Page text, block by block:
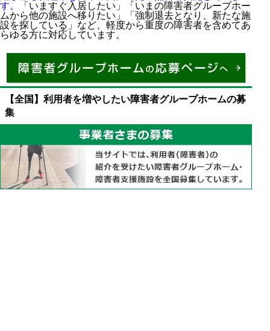
す。
「いますぐ入居したい」「いまの障害者グループホー
ムから他の施設へ移りたい」「強制退去となり、新たな施
設を探している」など、軽度から重度の障害者を含めてあ
らゆる方に対応しています。
【全国】利用者を増やしたい障害者グループホームの募
集